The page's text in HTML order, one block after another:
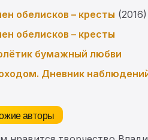
обелисков – кресты
обелисков – кресты
бумажный любви
Дневник
авторы